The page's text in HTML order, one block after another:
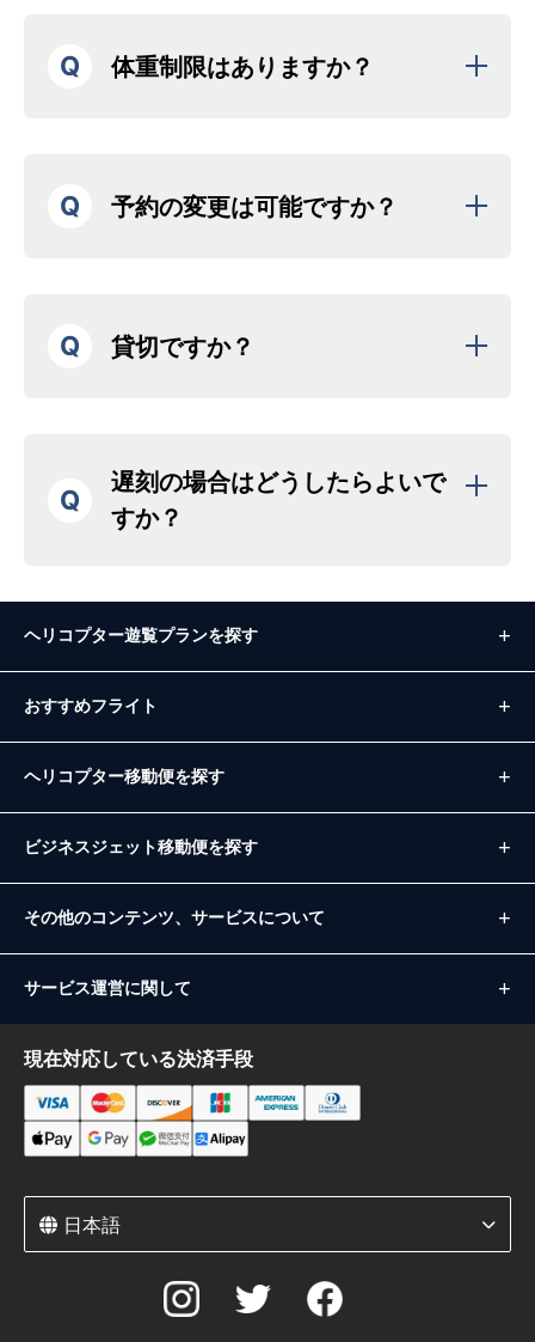
Q 体重制限はありますか？
Q 予約の変更は可能ですか？
Q 貸切ですか？
Q
遅刻の場合はどうしたらよいで
すか？
ヘリコプター遊覧プランを探す
おすすめフライト
ヘリコプター移動便を探す
ビジネスジェット移動便を探す
その他のコンテンツ、サービスについて
サービス運営に関して
現在対応している決済手段
日本語